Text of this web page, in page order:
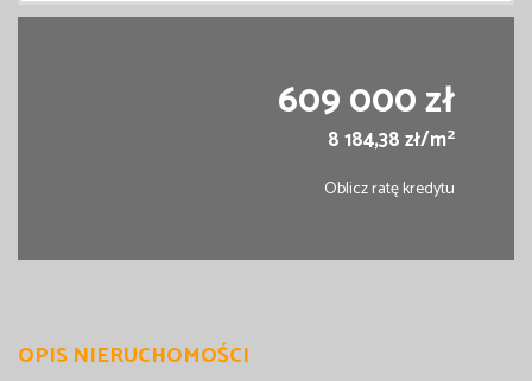
609 000 zł
8 184,38 zł/m2
Oblicz ratę kredytu
OPIS NIERUCHOMOŚCI